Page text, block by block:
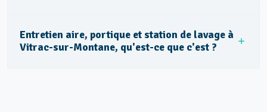
Entretien aire, portique et station de lavage à
Vitrac-sur-Montane, qu'est-ce que c'est ?